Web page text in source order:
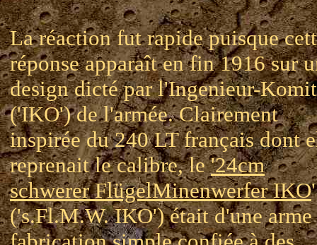
La réaction fut rapide puisque
réponse apparaît en fin 1916 sur
design dicté par l'Ingenieur-
('IKO') de l'armée. Clairement
inspirée du 240 LT français dont
reprenait le calibre, le'24cm
schwerer FlügelMinenwerfer IKO'
('s.Fl.M.W. IKO') était d'une arme